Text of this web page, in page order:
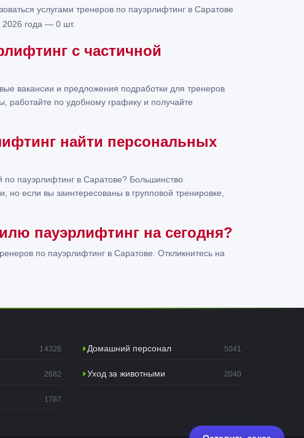
услугами тренеров по пауэрлифтинг в Саратове
2026 года — 0 шт.
с частичной
вакансии и предложения подработки для тренеров
работайте по удобному графику и получайте
найти персональных
по пауэрлифтинг в Саратове? Большинство
если вы заинтересованы в групповой тренировке,
пауэрлифтинг на сегодня?
по пауэрлифтинг в Саратове. Откликнитесь на
14326 Домашний персонал 5041
2682 Уход за животными 2040
1787